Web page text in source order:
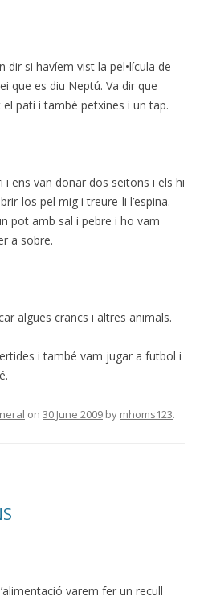
dir si havíem vist la pel•lícula de
que es diu Neptú. Va dir que
pati i també petxines i un tap.
ens van donar dos seitons i els hi
los pel mig i treure-li l’espina.
pot amb sal i pebre i ho vam
a sobre.
algues crancs i altres animals.
i també vam jugar a futbol i
on 30 June 2009 by mhoms123.
varem fer un recull